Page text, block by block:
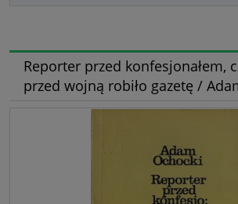
Reporter przed konfesjonałem,
przed wojną robiło gazetę /